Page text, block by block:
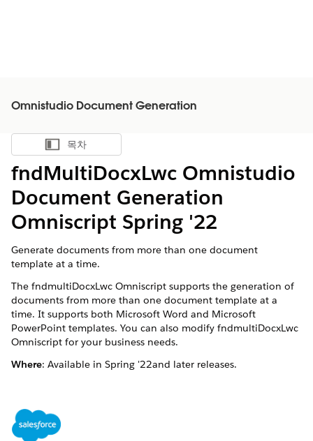
Omnistudio Document Generation
목차 표시
목차
fndMultiDocxLwc Omnistudio
Document Generation
Omniscript Spring '22
Generate documents from more than one document
template at a time.
The fndmultiDocxLwc Omniscript supports the generation of
documents from more than one document template at a
time. It supports both Microsoft Word and Microsoft
PowerPoint templates. You can also modify fndmultiDocxLwc
Omniscript for your business needs.
Where:​ Available in ​Spring '22​​ and later releases.
See Also